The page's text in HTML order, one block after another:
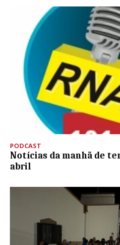
PODCAST
Notícias da manhã de
abril